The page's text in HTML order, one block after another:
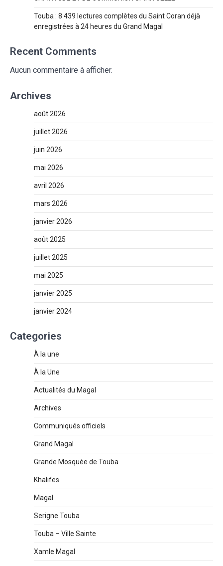
Touba : 8 439 lectures complètes du Saint Coran déjà
enregistrées à 24 heures du Grand Magal
Recent Comments
Aucun commentaire à afficher.
Archives
août 2026
juillet 2026
juin 2026
mai 2026
avril 2026
mars 2026
janvier 2026
août 2025
juillet 2025
mai 2025
janvier 2025
janvier 2024
Categories
À la une
À la Une
Actualités du Magal
Archives
Communiqués officiels
Grand Magal
Grande Mosquée de Touba
Khalifes
Magal
Serigne Touba
Touba – Ville Sainte
Xamle Magal